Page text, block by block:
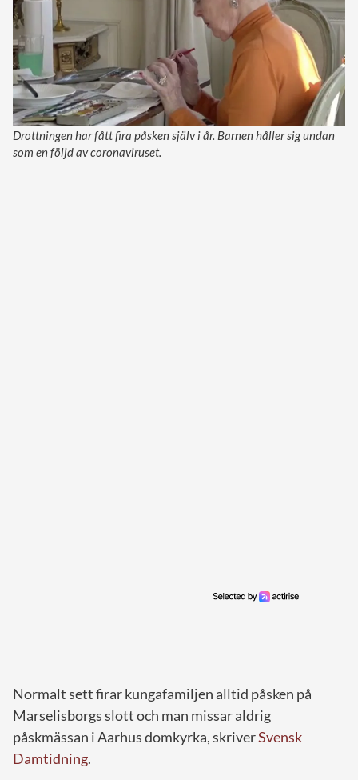
Drottningen har fått fira påsken själv i år. Barnen håller sig undan
som en följd av coronaviruset.
Normalt sett firar kungafamiljen alltid påsken på
Marselisborgs slott och man missar aldrig
påskmässan i Aarhus domkyrka, skriverSvensk
Damtidning.